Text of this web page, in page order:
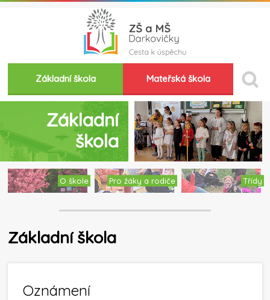
Základní škola Mateřská škola
Základní
škola
O škole Pro žáky a rodiče Třídy
Základní škola
Oznámení